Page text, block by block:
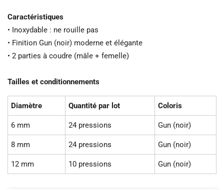
Caractéristiques
• Inoxydable : ne rouille pas
• Finition Gun (noir) moderne et élégante
• 2 parties à coudre (mâle + femelle)
Tailles et conditionnements
Diamètre Quantité par lot Coloris
6 mm 24 pressions Gun (noir)
8 mm 24 pressions Gun (noir)
12 mm 10 pressions Gun (noir)